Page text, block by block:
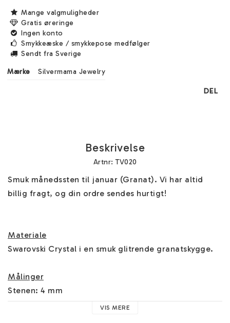
Mange valgmuligheder
Gratis øreringe
Ingen konto
Smykkeæske / smykkepose medfølger
Sendt fra Sverige
Mærke Silvermama Jewelry
DEL
Beskrivelse
Artnr: TV020
Smuk månedssten til januar (Granat). Vi har altid
billig fragt, og din ordre sendes hurtigt!
Materiale
Swarovski Crystal i en smuk glitrende granatskygge.
Målinger
Stenen: 4 mm
VIS MERE